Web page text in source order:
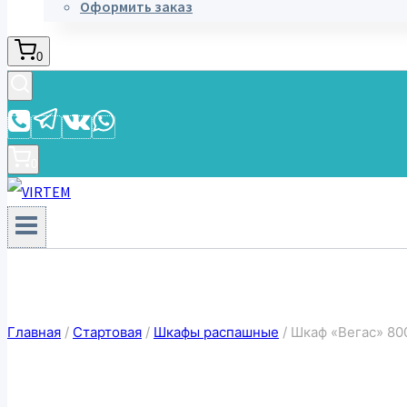
Оформить заказ
0
Главная / Стартовая / Шкафы распашные / Шкаф «Вегас»